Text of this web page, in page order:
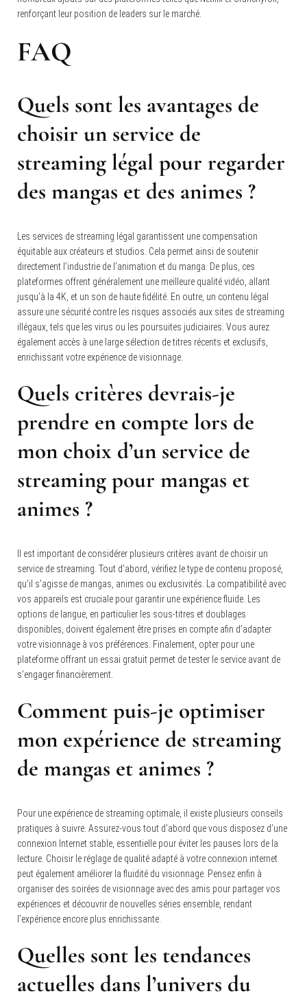
renforçant leur position de leaders sur le marché.
FAQ
Quels sont les avantages de
choisir un service de
streaming légal pour regarder
des mangas et des animes ?
Les services de streaming légal garantissent une compensation
équitable aux créateurs et studios. Cela permet ainsi de soutenir
directement l’industrie de l’animation et du manga. De plus, ces
plateformes offrent généralement une meilleure qualité vidéo, allant
jusqu’à la 4K, et un son de haute fidélité. En outre, un contenu légal
assure une sécurité contre les risques associés aux sites de streaming
illégaux, tels que les virus ou les poursuites judiciaires. Vous aurez
également accès à une large sélection de titres récents et exclusifs,
enrichissant votre expérience de visionnage.
Quels critères devrais-je
prendre en compte lors de
mon choix d’un service de
streaming pour mangas et
animes ?
Il est important de considérer plusieurs critères avant de choisir un
service de streaming. Tout d’abord, vérifiez le type de contenu proposé,
qu’il s’agisse de mangas, animes ou exclusivités. La compatibilité avec
vos appareils est cruciale pour garantir une expérience fluide. Les
options de langue, en particulier les sous-titres et doublages
disponibles, doivent également être prises en compte afin d’adapter
votre visionnage à vos préférences. Finalement, opter pour une
plateforme offrant un essai gratuit permet de tester le service avant de
s’engager financièrement.
Comment puis-je optimiser
mon expérience de streaming
de mangas et animes ?
Pour une expérience de streaming optimale, il existe plusieurs conseils
pratiques à suivre. Assurez-vous tout d’abord que vous disposez d’une
connexion Internet stable, essentielle pour éviter les pauses lors de la
lecture. Choisir le réglage de qualité adapté à votre connexion internet
peut également améliorer la fluidité du visionnage. Pensez enfin à
organiser des soirées de visionnage avec des amis pour partager vos
expériences et découvrir de nouvelles séries ensemble, rendant
l’expérience encore plus enrichissante.
Quelles sont les tendances
actuelles dans l’univers du